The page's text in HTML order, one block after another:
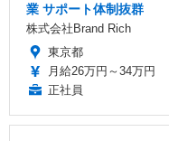
業 サポート体制抜群
株式会社Brand Rich
東京都
月給26万円～34万円
正社員